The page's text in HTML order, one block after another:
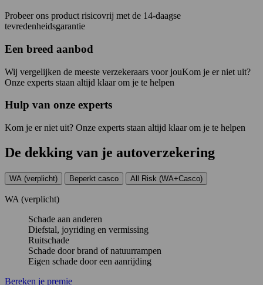
Probeer ons product risicovrij met de 14-daagse
tevredenheidsgarantie
Een breed aanbod
Wij vergelijken de meeste verzekeraars voor jouKom je er niet uit?
Onze experts staan altijd klaar om je te helpen
Hulp van onze experts
Kom je er niet uit? Onze experts staan altijd klaar om je te helpen
De dekking van je autoverzekering
WA (verplicht) Beperkt casco All Risk (WA+Casco)
WA (verplicht)
Schade aan anderen
Diefstal, joyriding en vermissing
Ruitschade
Schade door brand of natuurrampen
Eigen schade door een aanrijding
Bereken je premie